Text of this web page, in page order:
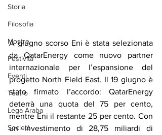
Storia
Filosofia
Mostre
Festività
Eventi
Teatro
Lega Araba
Società
A giugno scorso Eni è stata selezionata
da QatarEnergy come nuovo partner
internazionale per l’espansione del
progetto North Field East. Il 19 giugno è
stato firmato l’accordo: QatarEnergy
deterrà una quota del 75 per cento,
mentre Eni il restante 25 per cento. Con
un investimento di 28,75 miliardi di